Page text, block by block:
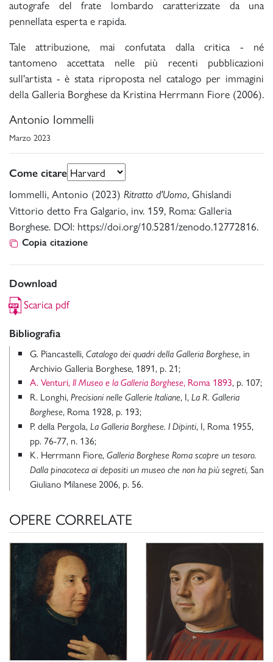
autografe del frate lombardo caratterizzate da una
pennellata esperta e rapida.
Tale attribuzione, mai confutata dalla critica - né
tantomeno accettata nelle più recenti pubblicazioni
sull'artista - è stata riproposta nel catalogo per immagini
della Galleria Borghese da Kristina Herrmann Fiore (2006).
Antonio Iommelli
Marzo 2023
Come citare
Iommelli, Antonio (2023) Ritratto d'Uomo, Ghislandi
Vittorio detto Fra Galgario, inv. 159, Roma: Galleria
Borghese. DOI: https://doi.org/10.5281/zenodo.12772816.
Copia citazione
Download
Scarica pdf
Bibliografia
G. Piancastelli, Catalogo dei quadri della Galleria Borghese, in
Archivio Galleria Borghese, 1891, p. 21;
A. Venturi, Il Museo e la Galleria Borghese, Roma 1893, p. 107;
R. Longhi, Precisioni nelle Gallerie Italiane, I, La R. Galleria
Borghese, Roma 1928, p. 193;
P. della Pergola, La Galleria Borghese. I Dipinti, I, Roma 1955,
pp. 76-77, n. 136;
K. Herrmann Fiore, Galleria Borghese Roma scopre un tesoro.
Dalla pinacoteca ai depositi un museo che non ha più segreti, San
Giuliano Milanese 2006, p. 56.
OPERE CORRELATE